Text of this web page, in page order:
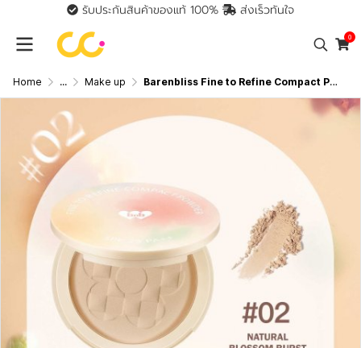
รับประกันสินค้าของแท้ 100% ส่งเร็วทันใจ
0
Home ... Make up Barenbliss Fine to Refine Compact Powder แป้งอัดแข็งคุมมัน SPF 25 PA+++ 6 กรัม